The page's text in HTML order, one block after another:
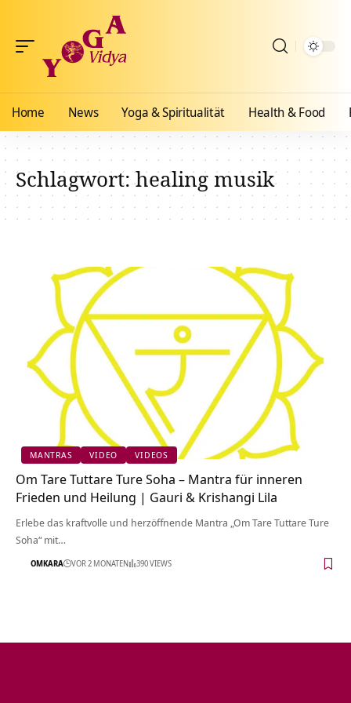
Home News Yoga & Spiritualität Health & Food
Schlagwort:healing musik
MANTRAS VIDEO VIDEOS
Om Tare Tuttare Ture Soha – Mantra für inneren
Frieden und Heilung | Gauri & Krishangi Lila
Erlebe das kraftvolle und herzöffnende Mantra „Om Tare Tuttare Ture
Soha“ mit…
OMKARA VOR 2 MONATEN 390 VIEWS